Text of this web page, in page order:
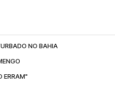
NO BAHIA
ERRAM"